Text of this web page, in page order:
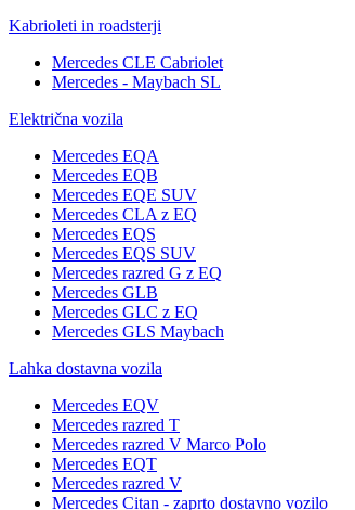
Kabrioleti in roadsterji
Mercedes CLE Cabriolet
Mercedes - Maybach SL
Električna vozila
Mercedes EQA
Mercedes EQB
Mercedes EQE SUV
Mercedes CLA z EQ
Mercedes EQS
Mercedes EQS SUV
Mercedes razred G z EQ
Mercedes GLB
Mercedes GLC z EQ
Mercedes GLS Maybach
Lahka dostavna vozila
Mercedes EQV
Mercedes razred T
Mercedes razred V Marco Polo
Mercedes EQT
Mercedes razred V
Mercedes Citan - zaprto dostavno vozilo